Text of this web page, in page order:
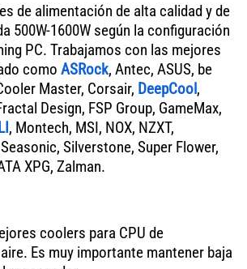
de alimentación de alta calidad y de
500W-1600W según la configuración
PC. Trabajamos con las mejores
como ASRock, Antec, ASUS, be
Master, Corsair, DeepCool,
Design, FSP Group, GameMax,
, Montech, MSI, NOX, NZXT,
Silverstone, Super Flower,
XPG, Zalman.
coolers para CPU de
Es muy importante mantener baja